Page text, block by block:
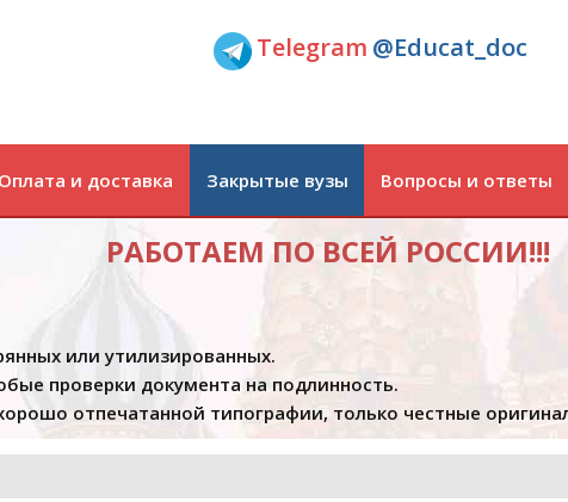
Telegram @Educat_doc
Оплата и доставка Закрытые вузы Вопросы и ответы
РАБОТАЕМ ПО ВСЕЙ РОССИИ!!!
или утилизированных.
проверки документа на подлинность.
отпечатанной типографии, только честные